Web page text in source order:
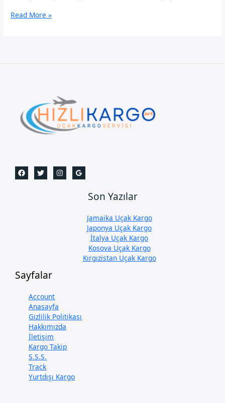
Malta
Read More »
Son Yazılar
Jamaika Uçak Kargo
Japonya Uçak Kargo
İtalya Uçak Kargo
Kosova Uçak Kargo
Kırgızistan Uçak Kargo
Sayfalar
Account
Anasayfa
Gizlilik Politikası
Hakkımızda
İletişim
Kargo Takip
S.S.S.
Track
Yurtdışı Kargo